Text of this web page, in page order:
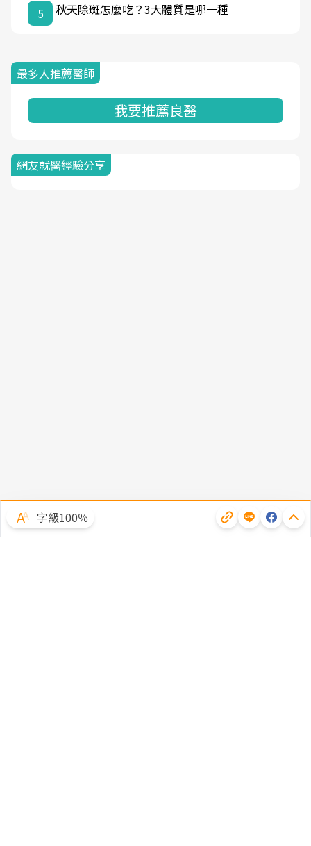
5 秋天除斑怎麼吃？3大體質是哪一種
最多人推薦醫師
我要推薦良醫
網友就醫經驗分享
字級100％